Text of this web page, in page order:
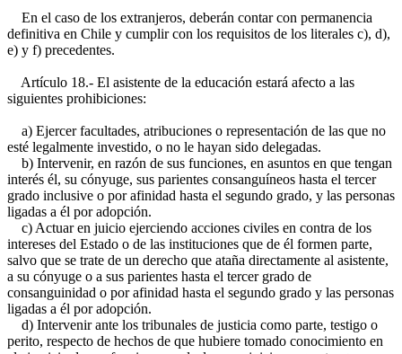
En el caso de los extranjeros, deberán contar con permanencia
definitiva en Chile y cumplir con los requisitos de los literales c), d),
e) y f) precedentes.
Artículo 18.- El asistente de la educación estará afecto a las
siguientes prohibiciones:
a) Ejercer facultades, atribuciones o representación de las que no
esté legalmente investido, o no le hayan sido delegadas.
b) Intervenir, en razón de sus funciones, en asuntos en que tengan
interés él, su cónyuge, sus parientes consanguíneos hasta el tercer
grado inclusive o por afinidad hasta el segundo grado, y las personas
ligadas a él por adopción.
c) Actuar en juicio ejerciendo acciones civiles en contra de los
intereses del Estado o de las instituciones que de él formen parte,
salvo que se trate de un derecho que ataña directamente al asistente,
a su cónyuge o a sus parientes hasta el tercer grado de
consanguinidad o por afinidad hasta el segundo grado y las personas
ligadas a él por adopción.
d) Intervenir ante los tribunales de justicia como parte, testigo o
perito, respecto de hechos de que hubiere tomado conocimiento en